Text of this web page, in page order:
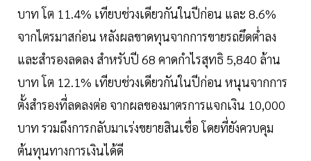
บาท โต 11.4% เทียบช่วงเดียวกันในปีก่อน และ 8.6%
จากไตรมาสก่อน หลังผลขาดทุนจากการขายรถยึดต่ำลง
และสำรองลดลง สำหรับปี 68 คาดกำไรสุทธิ 5,840 ล้าน
บาท โต 12.1% เทียบช่วงเดียวกันในปีก่อน หนุนจากการ
ตั้งสำรองที่ลดลงต่อ จากผลของมาตรการแจกเงิน 10,000
บาท รวมถึงการกลับมาเร่งขยายสินเชื่อ โดยที่ยังควบคุม
ต้นทุนทางการเงินได้ดี